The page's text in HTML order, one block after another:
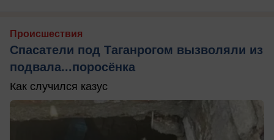
Происшествия
Спасатели под Таганрогом вызволяли из
подвала...поросёнка
Как случился казус